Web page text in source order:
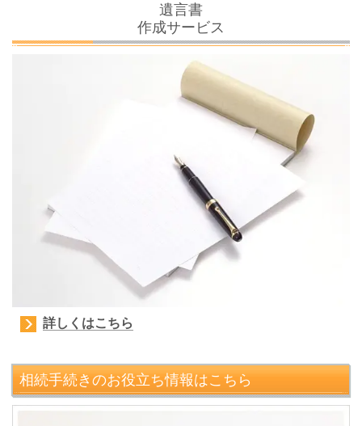
遺言書
作成サービス
詳しくはこちら
相続手続きのお役立ち情報はこちら